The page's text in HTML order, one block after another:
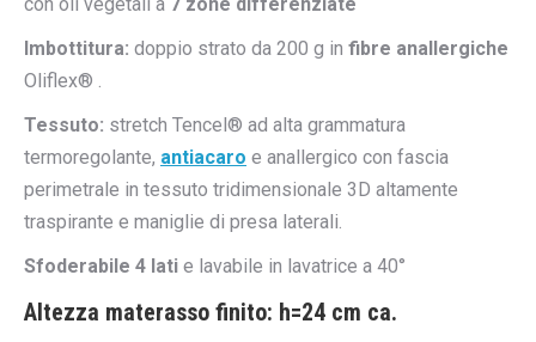
Imbottitura: doppio strato da 200 g in fibre anallergiche
Oliflex® .
Tessuto: stretch Tencel® ad alta grammatura
termoregolante, antiacaro e anallergico con fascia
perimetrale in tessuto tridimensionale 3D altamente
traspirante e maniglie di presa laterali.
Sfoderabile 4 lati e lavabile in lavatrice a 40°
Altezza materasso finito: h=24 cm ca.